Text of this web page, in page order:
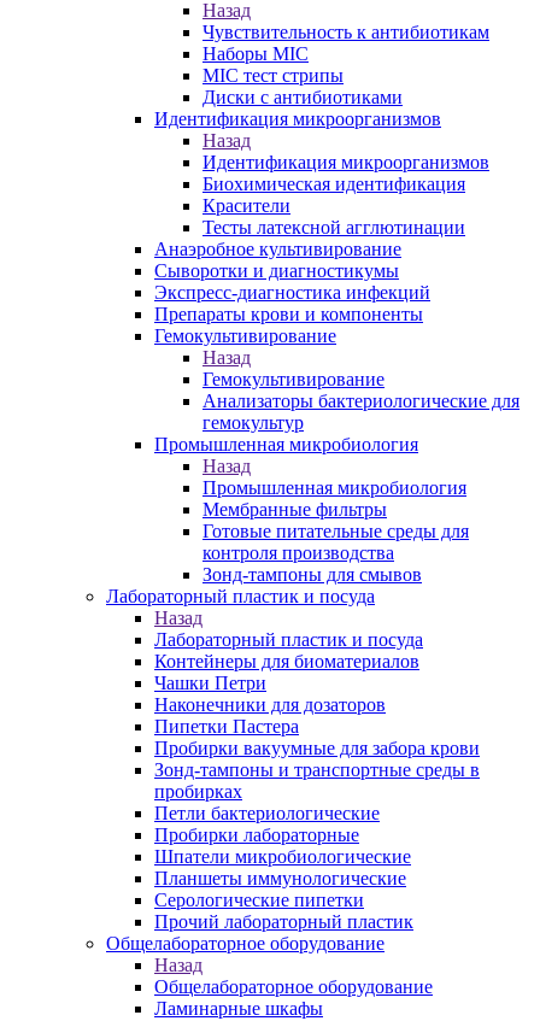
Назад
Чувствительность к антибиотикам
Наборы MIC
MIC тест стрипы
Диски с антибиотиками
Идентификация микроорганизмов
Назад
Идентификация микроорганизмов
Биохимическая идентификация
Красители
Тесты латексной агглютинации
Анаэробное культивирование
Сыворотки и диагностикумы
Экспресс-диагностика инфекций
Препараты крови и компоненты
Гемокультивирование
Назад
Гемокультивирование
Анализаторы бактериологические для
гемокультур
Промышленная микробиология
Назад
Промышленная микробиология
Мембранные фильтры
Готовые питательные среды для
контроля производства
Зонд-тампоны для смывов
Лабораторный пластик и посуда
Назад
Лабораторный пластик и посуда
Контейнеры для биоматериалов
Чашки Петри
Наконечники для дозаторов
Пипетки Пастера
Пробирки вакуумные для забора крови
Зонд-тампоны и транспортные среды в
пробирках
Петли бактериологические
Пробирки лабораторные
Шпатели микробиологические
Планшеты иммунологические
Серологические пипетки
Прочий лабораторный пластик
Общелабораторное оборудование
Назад
Общелабораторное оборудование
Ламинарные шкафы